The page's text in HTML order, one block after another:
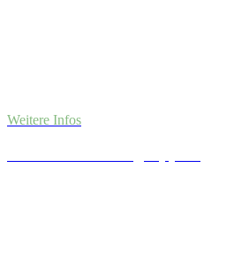
Weitere Infos